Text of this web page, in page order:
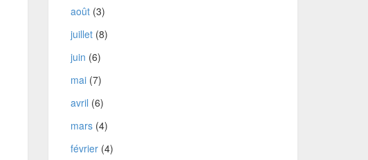
août(3)
juillet(8)
juin (6)
mai(7)
avril (6)
mars(4)
février(4)